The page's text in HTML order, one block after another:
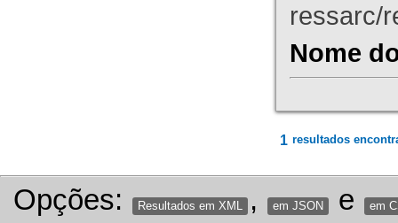
ressarc/
Nome
1 resultados
Opções: Resultados em XML , em JSON e em